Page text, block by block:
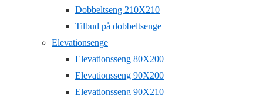
Dobbeltseng 210X210
Tilbud på dobbeltsenge
Elevationsenge
Elevationsseng 80X200
Elevationsseng 90X200
Elevationsseng 90X210